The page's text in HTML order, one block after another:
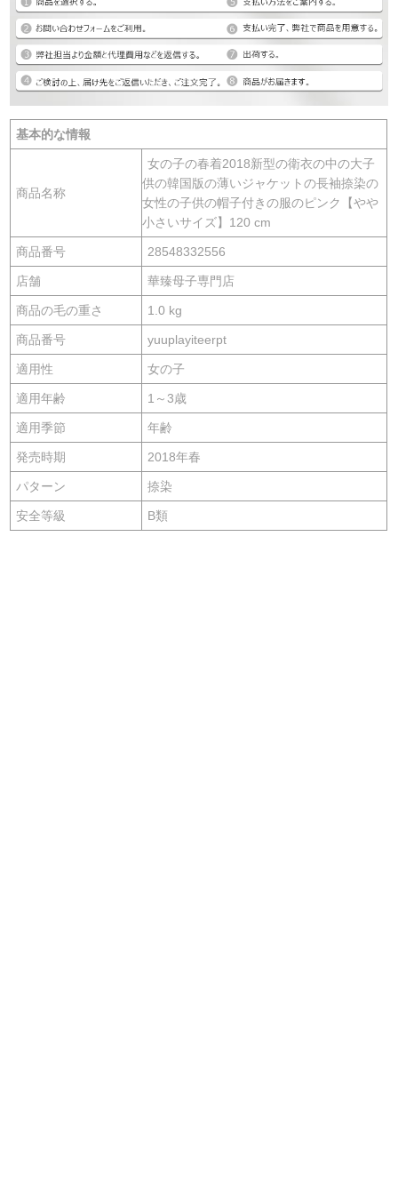
基本的な情報
商品名称
女の子の春着2018新型の衛衣の中の大子
供の韓国版の薄いジャケットの長袖捺染の
女性の子供の帽子付きの服のピンク【やや
小さいサイズ】120 cm
商品番号 28548332556
店舗 華臻母子専門店
商品の毛の重さ 1.0 kg
商品番号 yuuplayiteerpt
適用性 女の子
適用年齢 1～3歳
適用季節 年齢
発売時期 2018年春
パターン 捺染
安全等級 B類